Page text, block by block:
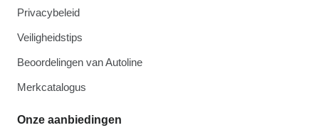
Privacybeleid
Veiligheidstips
Beoordelingen van Autoline
Merkcatalogus
Onze aanbiedingen